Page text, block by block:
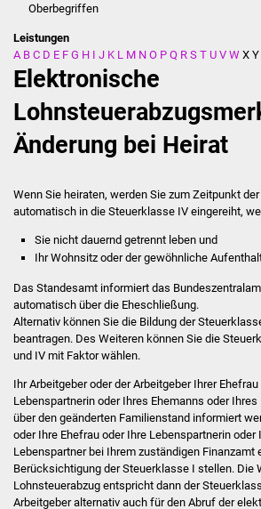
Wahlen
Stadtinfo
Oberbegriffen
Leistungen
A B C D E F G H I J K L M N O P Q R S T U V W X Y
Elektronische
Änderung bei Heirat
Wenn Sie heiraten, werden Sie zum Zeitpunkt
automatisch in die Steuerklasse IV eingereiht,
Sie nicht dauernd getrennt leben und
Ihr Wohnsitz oder der gewöhnliche
Das Standesamt informiert das
automatisch über die Eheschließung.
Alternativ können Sie die Bildung der
beantragen. Des Weiteren können Sie die
und IV mit Faktor wählen.
Ihr Arbeitgeber oder der Arbeitgeber Ihrer
Lebenspartnerin oder Ihres Ehemanns oder
über den geänderten Familienstand informiert
oder Ihre Ehefrau oder Ihre Lebenspartnerin oder
Lebenspartner bei Ihrem zuständigen Finanzamt
Berücksichtigung der Steuerklasse I stellen. Die
Lohnsteuerabzug entspricht dann der
Arbeitgeber alternativ auch für den Abruf der